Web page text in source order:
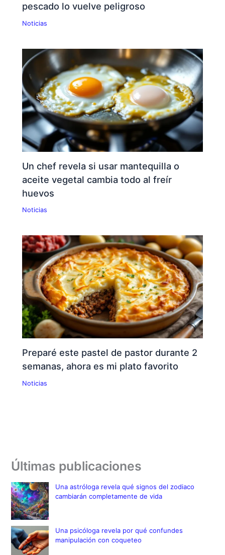
pescado lo vuelve peligroso
Noticias
Un chef revela si usar mantequilla o
aceite vegetal cambia todo al freír
huevos
Noticias
Preparé este pastel de pastor durante 2
semanas, ahora es mi plato favorito
Noticias
Últimas publicaciones
Una astróloga revela qué signos del zodiaco
cambiarán completamente de vida
Una psicóloga revela por qué confundes
manipulación con coqueteo